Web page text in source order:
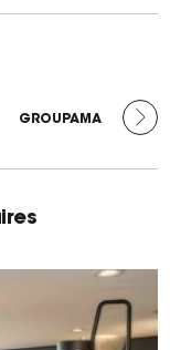
SUIVANT :
GROUPAMA